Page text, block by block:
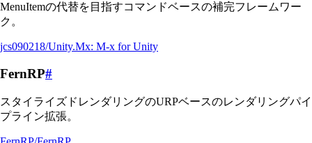
MenuItemの代替を目指すコマンドベースの補完フレームワー
ク。
jcs090218/Unity.Mx: M-x for Unity
FernRP#
スタイライズドレンダリングのURPベースのレンダリングパイ
プライン拡張。